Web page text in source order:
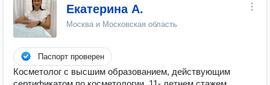
Екатерина А.
Москва и Московская область
Паспорт проверен
Косметолог с высшим образованием, действующим